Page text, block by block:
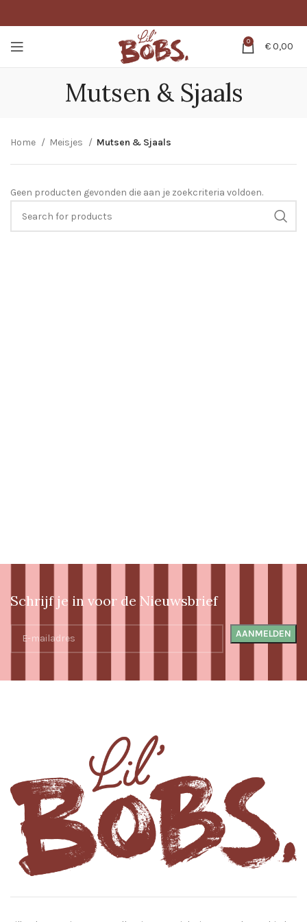
0 €0,00
Mutsen & Sjaals
Home Meisjes Mutsen & Sjaals
Geen producten gevonden die aan je zoekcriteria voldoen.
Schrijf je in voor de Nieuwsbrief